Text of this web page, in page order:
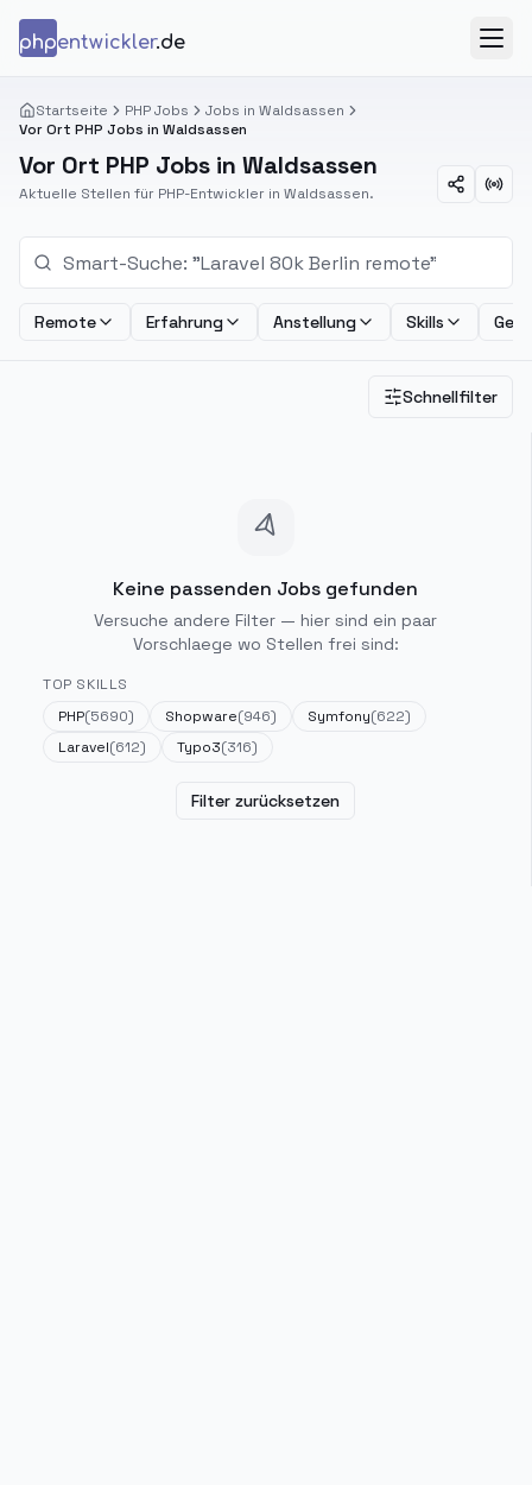
phpentwickler.de
Startseite PHP Jobs
Jobs in Waldsassen
Vor Ort PHP Jobs in Waldsassen
Vor Ort PHP Jobs in Waldsassen
Aktuelle Stellen für PHP-Entwickler in Waldsassen.
Remote Erfahrung Anstellung Skills
Schnellfilter
Keine passenden Jobs gefunden
Versuche andere Filter — hier sind ein paar
Vorschlaege wo Stellen frei sind:
TOP SKILLS
PHP(5690) Shopware(946) Symfony(622)
Laravel(612) Typo3(316)
Filter zurücksetzen